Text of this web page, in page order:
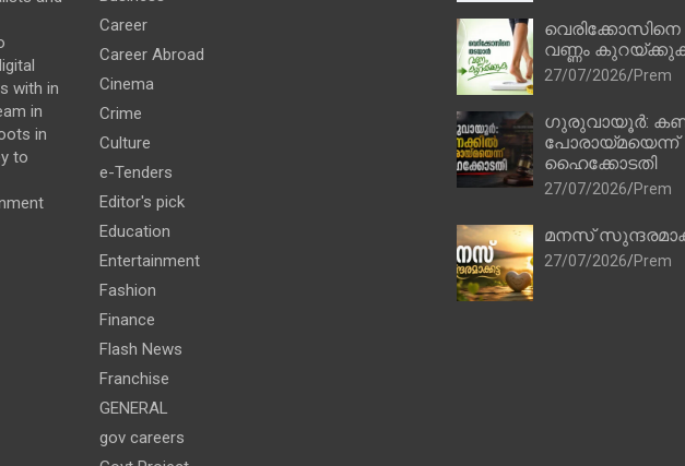
with in
in
in
to
Career
Career Abroad
Cinema
Crime
Culture
e-Tenders
Editor's pick
Education
Entertainment
Fashion
Finance
Flash News
Franchise
GENERAL
gov careers
വണ്ണം
27/07/2026 Prem
ഗുരുവായൂർ:
പോരായ്മയെന്ന്
ഹൈക്കോടതി
27/07/2026 Prem
മനസ്
27/07/2026 Prem